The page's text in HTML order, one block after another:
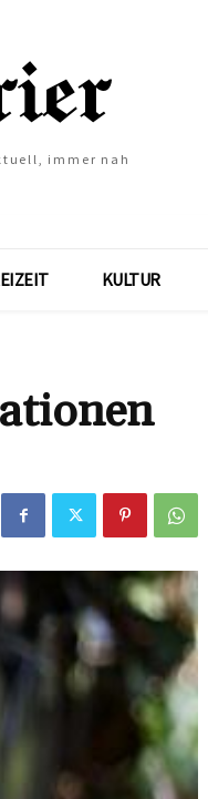
immer nah
KULTUR